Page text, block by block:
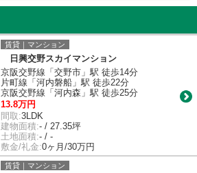
賃貸｜マンション
日興交野スカイマンション
京阪交野線「交野市」駅 徒歩14分
片町線「河内磐船」駅 徒歩22分
京阪交野線「河内森」駅 徒歩25分
13.8万円
間取:3LDK
建物面積:- / 27.35坪
土地面積:- / -
敷金/礼金:0ヶ月/30万円
賃貸｜マンション